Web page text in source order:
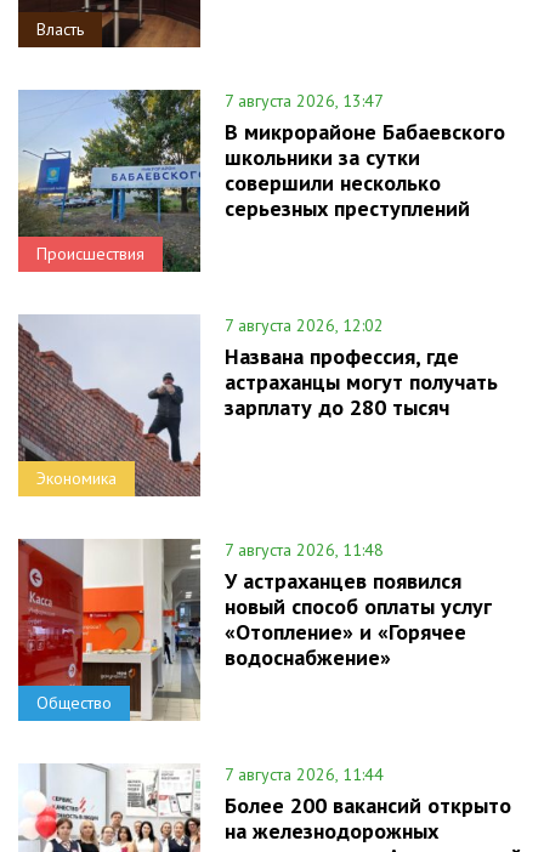
Власть
Происшествия
7 августа 2026, 13:47
В микрорайоне Бабаевского
школьники за сутки
совершили несколько
серьезных преступлений
Экономика
7 августа 2026, 12:02
Названа профессия, где
астраханцы могут получать
зарплату до 280 тысяч
Общество
7 августа 2026, 11:48
У астраханцев появился
новый способ оплаты услуг
«Отопление» и «Горячее
водоснабжение»
7 августа 2026, 11:44
Более 200 вакансий открыто
на железнодорожных